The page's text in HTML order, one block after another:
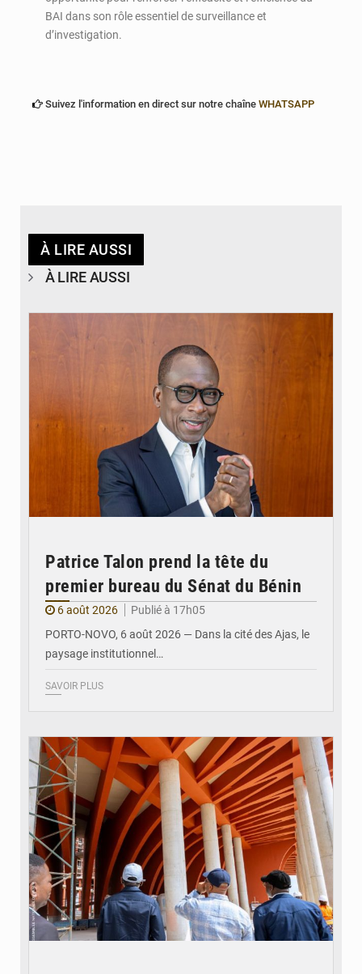
BAI dans son rôle essentiel de surveillance et
d’investigation.
Suivez l'information en direct sur notre chaîne WHATSAPP
À LIRE AUSSI
À LIRE AUSSI
Patrice Talon prend la tête du
premier bureau du Sénat du Bénin
6 août 2026
Publié à 17h05
PORTO-NOVO, 6 août 2026 — Dans la cité des Ajas, le
paysage institutionnel…
SAVOIR PLUS